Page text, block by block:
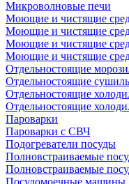
Микроволновые печи
Моющие и чистящие
Моющие и чистящие
Моющие и чистящие
Моющие и чистящие
Отдельностоящие
Отдельностоящие
Отдельностоящие
Отдельностоящие
Пароварки
Пароварки с СВЧ
Подогреватели посуды
Полновстраиваемые
Полновстраиваемые
Посудомоечные машины